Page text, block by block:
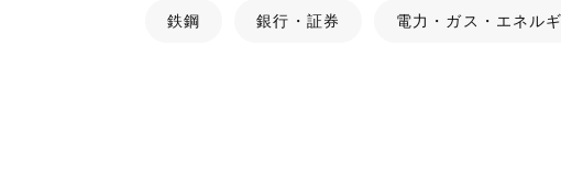
鉄鋼 銀行・証券 電力・ガス・エネル